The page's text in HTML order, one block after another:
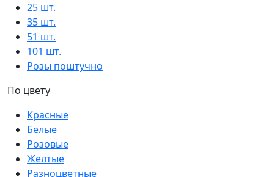
25 шт.
35 шт.
51 шт.
101 шт.
Розы поштучно
По цвету
Красные
Белые
Розовые
Желтые
Разноцветные